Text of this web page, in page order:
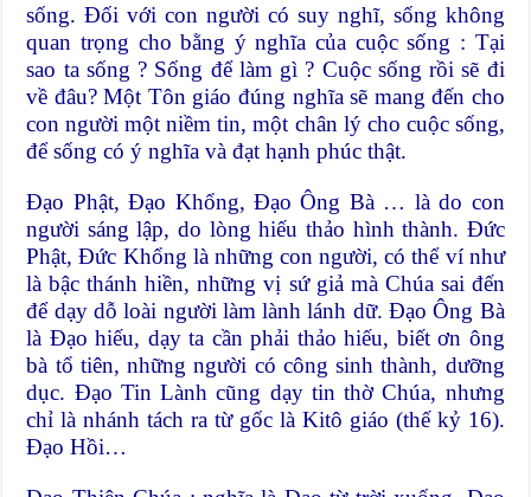
sống. Đối với con người có suy nghĩ, sống không
quan trọng cho bằng ý nghĩa của cuộc sống : Tại
sao ta sống ? Sống để làm gì ? Cuộc sống rồi sẽ đi
về đâu? Một Tôn giáo đúng nghĩa sẽ mang đến cho
con người một niềm tin, một chân lý cho cuộc sống,
để sống có ý nghĩa và đạt hạnh phúc thật.
Đạo Phật, Đạo Khổng, Đạo Ông Bà … là do con
người sáng lập, do lòng hiếu thảo hình thành. Đức
Phật, Đức Khổng là những con người, có thể ví như
là bậc thánh hiền, những vị sứ giả mà Chúa sai đến
để dạy dỗ loài người làm lành lánh dữ. Đạo Ông Bà
là Đạo hiếu, dạy ta cần phải thảo hiếu, biết ơn ông
bà tổ tiên, những người có công sinh thành, dưỡng
dục. Đạo Tin Lành cũng dạy tin thờ Chúa, nhưng
chỉ là nhánh tách ra từ gốc là Kitô giáo (thế kỷ 16).
Đạo Hồi…